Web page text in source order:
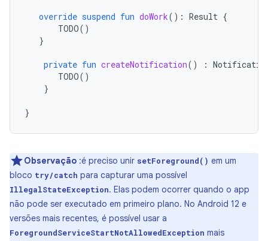
override suspend fun doWork(): Result {
TODO()
}
private fun createNotification() :
TODO()
}
}
Observação :é preciso unir setForeground() em um
bloco try/catch para capturar uma possível
IllegalStateException. Elas podem ocorrer quando o app
não pode ser executado em primeiro plano. No Android 12 e
versões mais recentes, é possível usar a
ForegroundServiceStartNotAllowedException mais